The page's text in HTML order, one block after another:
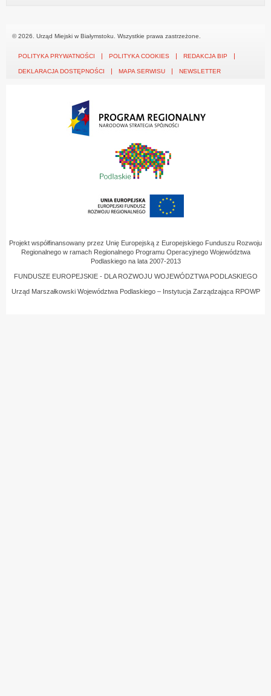
© 2026. Urząd Miejski w Białymstoku. Wszystkie prawa zastrzeżone.
POLITYKA PRYWATNOŚCI POLITYKA COOKIES REDAKCJA BIP
DEKLARACJA DOSTĘPNOŚCI MAPA SERWISU NEWSLETTER
Projekt współfinansowany przez Unię Europejską z Europejskiego Funduszu Rozwoju
Regionalnego w ramach Regionalnego Programu Operacyjnego Województwa
Podlaskiego na lata 2007-2013
FUNDUSZE EUROPEJSKIE - DLA ROZWOJU WOJEWÓDZTWA PODLASKIEGO
Urząd Marszałkowski Województwa Podlaskiego – Instytucja Zarządzająca RPOWP